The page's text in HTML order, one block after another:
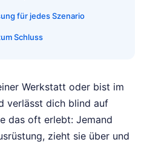
für jedes Szenario
Schluss
Werkstatt oder bist im
verlässt dich blind auf
das oft erlebt: Jemand
zieht sie über und